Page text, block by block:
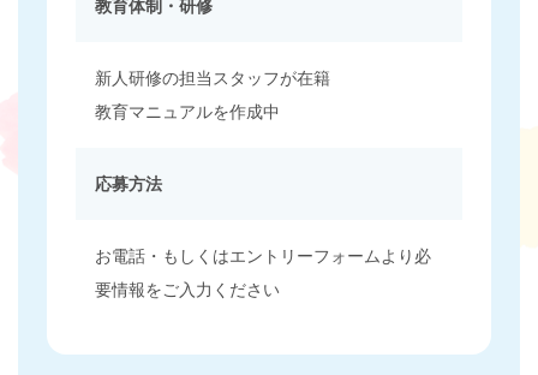
教育体制・研修
新人研修の担当スタッフが在籍
教育マニュアルを作成中
応募方法
お電話・もしくはエントリーフォームより必
要情報をご入力ください